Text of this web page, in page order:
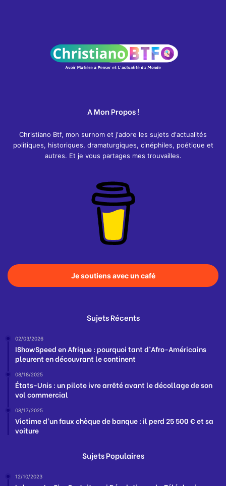
A Mon Propos !
Christiano Btf, mon surnom et j'adore les sujets d'actualités
politiques, historiques, dramaturgiques, cinéphiles, poétique et
autres. Et je vous partages mes trouvailles.
Je soutiens avec un café
Sujets Récents
02/03/2026
IShowSpeed en Afrique : pourquoi tant d’Afro-Américains
pleurent en découvrant le continent
08/18/2025
États-Unis : un pilote ivre arrêté avant le décollage de son
vol commercial
08/17/2025
Victime d’un faux chèque de banque : il perd 25 500 € et sa
voiture
Sujets Populaires
12/10/2023